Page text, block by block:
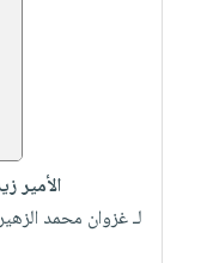
الأمير
لـ غزوان محمد